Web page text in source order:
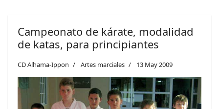
Campeonato de kárate, modalidad
de katas, para principiantes
CD Alhama-Ippon Artes marciales 13 May 2009